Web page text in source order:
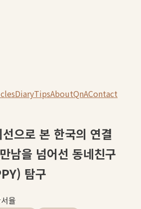
DiaryTipsAboutQnAContact
으로 본 한국의 연결
남을 넘어선 동네친구
탐구
율